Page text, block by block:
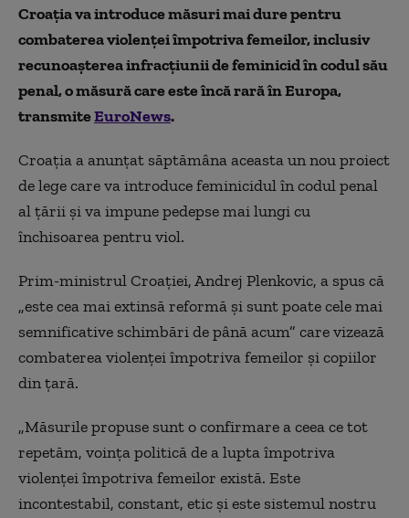
Croația va introduce măsuri mai dure pentru
combaterea violenței împotriva femeilor, inclusiv
recunoașterea infracțiunii de feminicid în codul său
penal, o măsură care este încă rară în Europa,
transmiteEuroNews.
Croația a anunțat săptămâna aceasta un nou proiect
de lege care va introduce feminicidul în codul penal
al țării și va impune pedepse mai lungi cu
închisoarea pentru viol.
Prim-ministrul Croației, Andrej Plenkovic, a spus că
„este cea mai extinsă reformă și sunt poate cele mai
semnificative schimbări de până acum” care vizează
combaterea violenței împotriva femeilor și copiilor
din țară.
„Măsurile propuse sunt o confirmare a ceea ce tot
repetăm, voința politică de a lupta împotriva
violenței împotriva femeilor există. Este
incontestabil, constant, etic și este sistemul nostru